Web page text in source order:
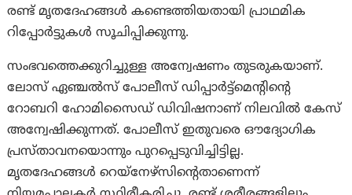
രണ്ട് മൃതദേഹങ്ങൾ കണ്ടെത്തിയതായി പ്രാഥമിക
റിപ്പോർട്ടുകൾ സൂചിപ്പിക്കുന്നു.
സംഭവത്തെക്കുറിച്ചുള്ള അന്വേഷണം തുടരുകയാണ്.
ലോസ് ഏഞ്ചൽസ് പോലീസ് ഡിപ്പാർട്ട്‌മെന്റിന്റെ
റോബറി ഹോമിസൈഡ് ഡിവിഷനാണ് നിലവിൽ കേസ്
അന്വേഷിക്കുന്നത്. പോലീസ് ഇതുവരെ ഔദ്യോഗിക
പ്രസ്താവനയൊന്നും പുറപ്പെടുവിച്ചിട്ടില്ല.
മൃതദേഹങ്ങൾ റെയ്‌നേഴ്‌സിന്റെതാണെന്ന്